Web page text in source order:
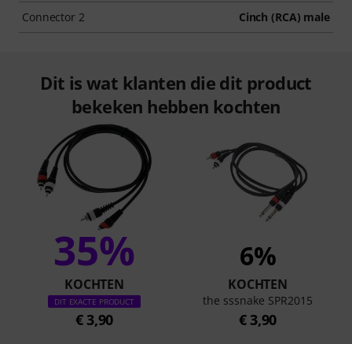
Connector 2 Cinch (RCA) male
Dit is wat klanten die dit product
bekeken hebben kochten
35%
KOCHTEN
DIT EXACTE PRODUCT
€ 3,90
6%
KOCHTEN
the sssnake SPR2015
€ 3,90